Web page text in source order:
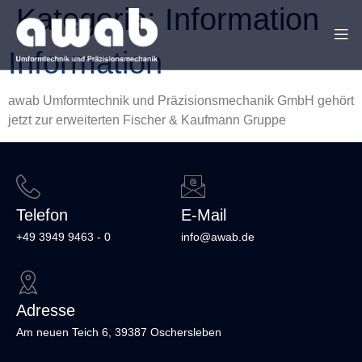
Kategorie: Information
Information
awab Umformtechnik und Präzisionsmechanik GmbH gehört
jetzt zur erweiterten Fischer & Kaufmann Gruppe
Telefon
+49 3949 9463 - 0
E-Mail
info@awab.de
Adresse
Am neuen Teich 6, 39387 Oschersleben